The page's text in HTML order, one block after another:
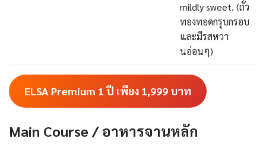
mildly sweet. (ถั่ว
ทองทอดกรุบกรอบ
และมีรสหวา
นอ่อนๆ)
ELSA Premium 1 ปี เพียง 1,999 บาท
Main Course / อาหารจานหลัก